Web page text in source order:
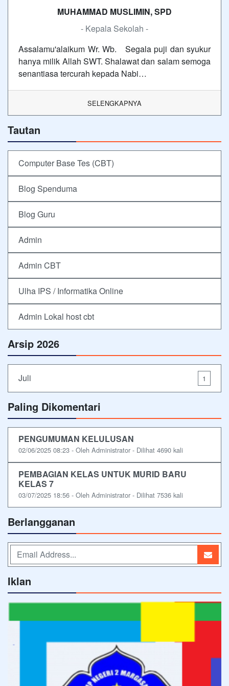
MUHAMMAD MUSLIMIN, SPD
- Kepala Sekolah -
Assalamu'alaikum Wr. Wb. Segala puji dan syukur
hanya milik Allah SWT. Shalawat dan salam semoga
senantiasa tercurah kepada Nabi…
SELENGKAPNYA
Tautan
Computer Base Tes (CBT)
Blog Spenduma
Blog Guru
Admin
Admin CBT
Ulha IPS / Informatika Online
Admin Lokal host cbt
Arsip 2026
Juli 1
Paling Dikomentari
PENGUMUMAN KELULUSAN
02/06/2025 08:23 - Oleh Administrator - Dilihat 4690 kali
PEMBAGIAN KELAS UNTUK MURID BARU
KELAS 7
03/07/2025 18:56 - Oleh Administrator - Dilihat 7536 kali
Berlangganan
Iklan